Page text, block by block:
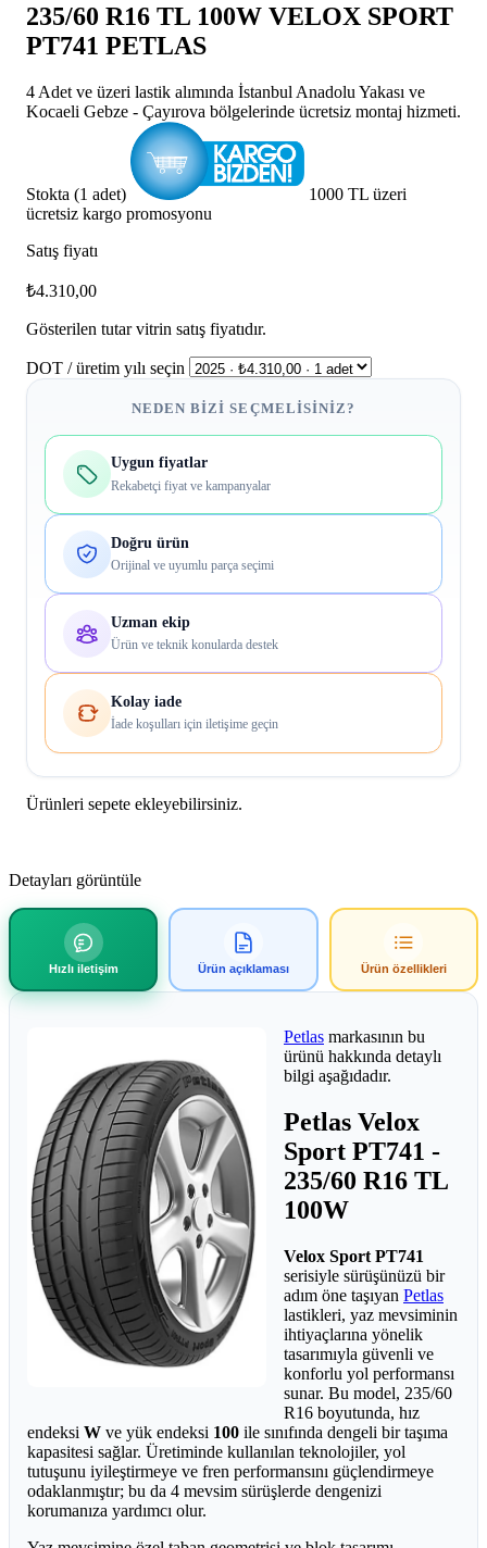
235/60 R16 TL 100W VELOX SPORT
PT741 PETLAS
4 Adet ve üzeri lastik alımında İstanbul Anadolu Yakası ve
Kocaeli Gebze - Çayırova bölgelerinde ücretsiz montaj hizmeti.
Stokta (1 adet)
1000 TL üzeri
ücretsiz kargo promosyonu
Satış fiyatı
₺4.310,00
Gösterilen tutar vitrin satış fiyatıdır.
DOT / üretim yılı seçin
NEDEN BIZI SEÇMELISINIZ?
Uygun fiyatlar
Rekabetçi fiyat ve kampanyalar
Doğru ürün
Orijinal ve uyumlu parça seçimi
Uzman ekip
Ürün ve teknik konularda destek
Kolay iade
İade koşulları için iletişime geçin
Ürünleri sepete ekleyebilirsiniz.
Detayları görüntüle
Hızlı iletişim Ürün açıklaması Ürün özellikleri
Petlas markasının bu
ürünü hakkında detaylı
bilgi aşağıdadır.
Petlas Velox
Sport PT741 -
235/60 R16 TL
100W
Velox Sport PT741
serisiyle sürüşünüzü bir
adım öne taşıyan Petlas
lastikleri, yaz mevsiminin
ihtiyaçlarına yönelik
tasarımıyla güvenli ve
konforlu yol performansı
sunar. Bu model, 235/60
R16 boyutunda, hız
endeksi W ve yük endeksi 100 ile sınıfında dengeli bir taşıma
kapasitesi sağlar. Üretiminde kullanılan teknolojiler, yol
tutuşunu iyileştirmeye ve fren performansını güçlendirmeye
odaklanmıştır; bu da 4 mevsim sürüşlerde dengenizi
korumanıza yardımcı olur.